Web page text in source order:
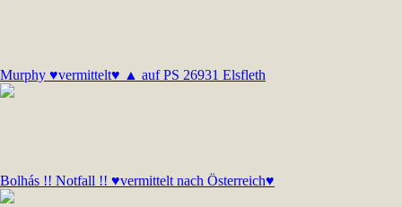
Murphy ♥vermittelt♥ ▲ auf PS 26931 Elsfleth
Bolhás !! Notfall !! ♥vermittelt nach Österreich♥